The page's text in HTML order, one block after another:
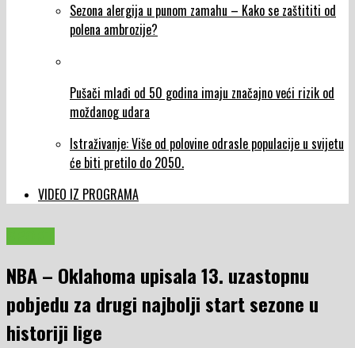
Sezona alergija u punom zamahu – Kako se zaštititi od
polena ambrozije?
Pušači mlađi od 50 godina imaju značajno veći rizik od
moždanog udara
Istraživanje: Više od polovine odrasle populacije u svijetu
će biti pretilo do 2050.
VIDEO IZ PROGRAMA
NBA – Oklahoma upisala 13. uzastopnu
pobjedu za drugi najbolji start sezone u
historiji lige